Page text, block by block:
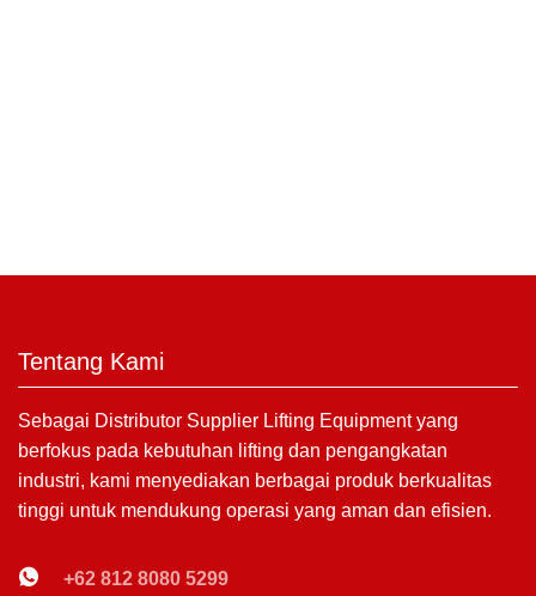
Tentang Kami
Sebagai Distributor Supplier Lifting Equipment yang
berfokus pada kebutuhan lifting dan pengangkatan
industri, kami menyediakan berbagai produk berkualitas
tinggi untuk mendukung operasi yang aman dan efisien.
+62 812 8080 5299